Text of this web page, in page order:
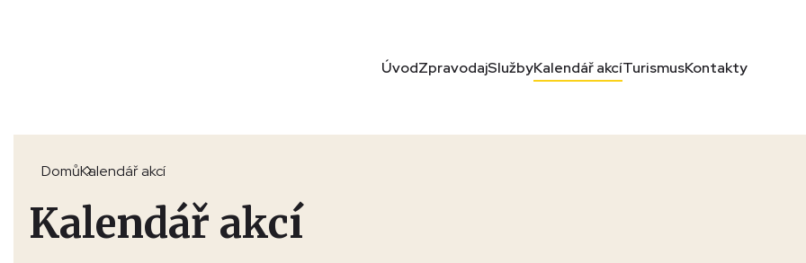
ÚvodZpravodajSlužbyKalendář akcíTurismusKontakty
DomůKalendář akcí
Kalendář akcí